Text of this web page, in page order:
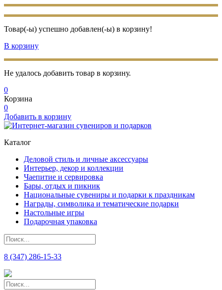
Товар(-ы) успешно добавлен(-ы) в корзину!
В корзину
Не удалось добавить товар в корзину.
0
Корзина
0
Добавить в корзину
Каталог
Деловой стиль и личные аксессуары
Интерьер, декор и коллекции
Чаепитие и сервировка
Бары, отдых и пикник
Национальные сувениры и подарки к праздникам
Награды, символика и тематические подарки
Настольные игры
Подарочная упаковка
8 (347) 286-15-33